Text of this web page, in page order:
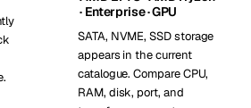
· Enterprise · GPU
SATA, NVME, SSD storage
appears in the current
catalogue. Compare CPU,
RAM, disk, port, and